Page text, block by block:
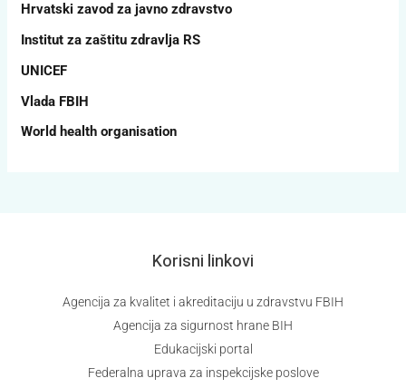
Hrvatski zavod za javno zdravstvo
Institut za zaštitu zdravlja RS
UNICEF
Vlada FBIH
World health organisation
Korisni linkovi
Agencija za kvalitet i akreditaciju u zdravstvu FBIH
Agencija za sigurnost hrane BIH
Edukacijski portal
Federalna uprava za inspekcijske poslove